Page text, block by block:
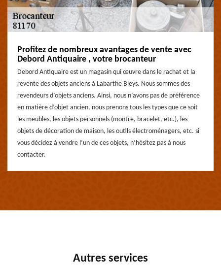
Profitez de nombreux avantages de vente avec
Debord Antiquaire , votre brocanteur
Debord Antiquaire est un magasin qui œuvre dans le rachat et la
revente des objets anciens à Labarthe Bleys. Nous sommes des
revendeurs d’objets anciens. Ainsi, nous n’avons pas de préférence
en matière d’objet ancien, nous prenons tous les types que ce soit
les meubles, les objets personnels (montre, bracelet, etc.), les
objets de décoration de maison, les outils électroménagers, etc. si
vous décidez à vendre l’un de ces objets, n’hésitez pas à nous
contacter.
Autres services